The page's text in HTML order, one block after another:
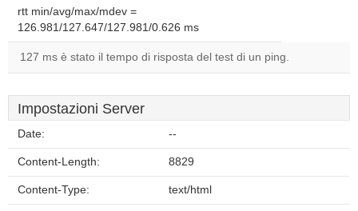
rtt min/avg/max/mdev =
126.981/127.647/127.981/0.626 ms
127 ms è stato il tempo di risposta del test di un ping.
Impostazioni Server
Date: --
Content-Length: 8829
Content-Type: text/html